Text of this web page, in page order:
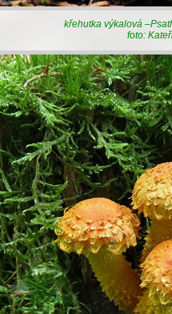
křehutka výkalová
foto: